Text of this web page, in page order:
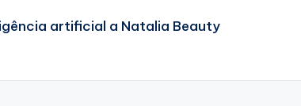
artificial a Natalia Beauty